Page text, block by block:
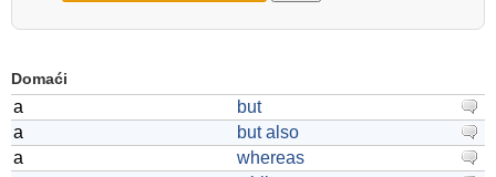
Domaći
a
but
a
but also
a
whereas